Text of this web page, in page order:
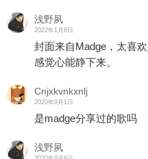
浅野夙
2022年1月8日
封面来自Madge，太喜
感觉心能静下来。
Cnjxkvnkxnlj
2020年9月1日
是madge分享过的歌吗
浅野夙